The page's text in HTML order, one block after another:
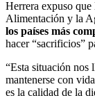
Herrera expuso
Alimentación y la
los países más
hacer “sacrificios”
“Esta situación nos
mantenerse con
es la calidad de la